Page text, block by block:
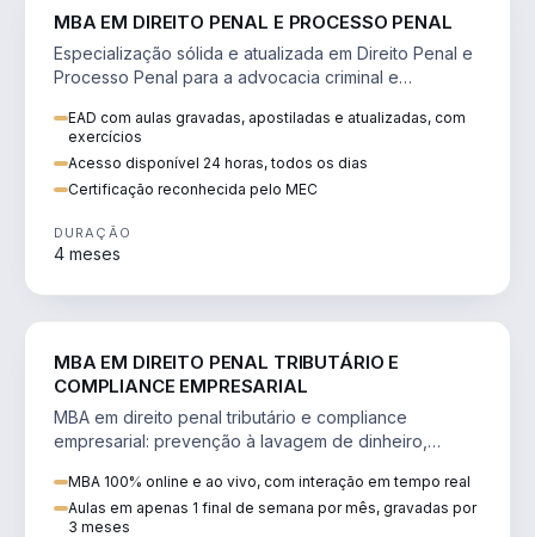
MBA EM DIREITO PENAL E PROCESSO PENAL
Especialização sólida e atualizada em Direito Penal e
Processo Penal para a advocacia criminal e
EAD com aulas gravadas, apostiladas e atualizadas, com
exercícios
Acesso disponível 24 horas, todos os dias
Certificação reconhecida pelo MEC
DURAÇÃO
4 meses
MBA EM DIREITO PENAL TRIBUTÁRIO E
COMPLIANCE EMPRESARIAL
MBA em direito penal tributário e compliance
empresarial: prevenção à lavagem de dinheiro,
MBA 100% online e ao vivo, com interação em tempo real
Aulas em apenas 1 final de semana por mês, gravadas por
3 meses